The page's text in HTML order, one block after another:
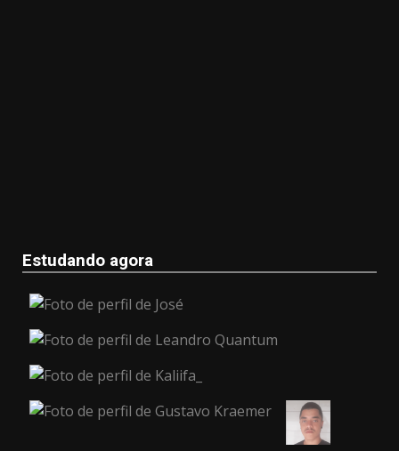
Estudando agora